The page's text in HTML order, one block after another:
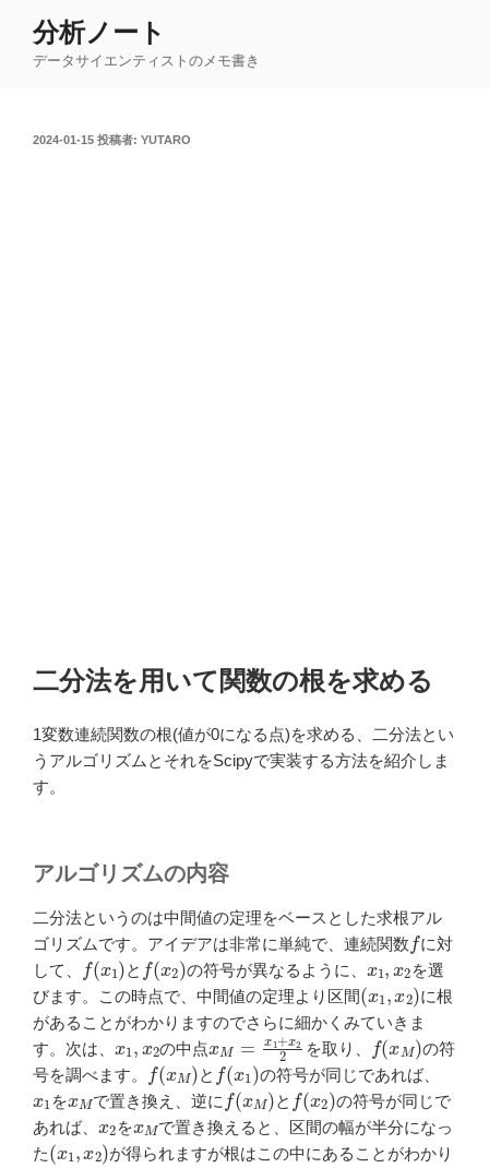
分析ノート
データサイエンティストのメモ書き
投
2024-01-15 投稿者: YUTARO
二分法を用いて関数の根を求める
1変数連続関数の根(値が0になる点)を求める、二分法とい
うアルゴリズムとそれをScipyで実装する方法を紹介しま
す。
アルゴリズムの内容
二分法というのは中間値の定理をベースとした求根アル
ゴリズムです。アイデアは非常に単純で、連続関数
に対
して、
(x 1 ) と f(x 2 ) の符号が異なるように、 x1 ,x2を選
びます。この時点で、中間値の定理より区間 ( 1, 2)に根
があることがわかりますのでさらに細かくみていきま
す。次は、 x 1, x2の中点 M = x 1+x22を取り、 f(x M ) の符
号を調べます。
(x M と f(x ) の符号が同じであれば、
x1 をx M で置き換え、逆に f(xM ) と f(x2 ) の符号が同じで
あれば、
x2をx Mで置き換えると、区間の幅が半分になっ
た ( 1, x ) が得られますが根はこの中にあることがわかり